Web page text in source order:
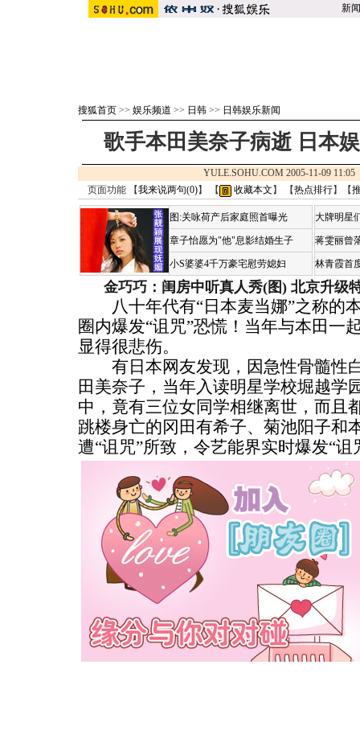
新闻
搜狐首页 >> 娱乐频道 >> 日韩 >> 日韩娱乐新闻
歌手本田美奈子病逝 日本
YULE.SOHU.COM 2005-11-09
页面功能 【我来说两句(0)】 【 收藏本文 】 【热点排行】【
图:关咏荷产后家庭照首曝光
章子怡愿为"他"息影结婚生子
小S婆婆4千万豪宅慰劳媳妇
大牌明星
蒋雯丽曾
林青霞首
金巧巧：闺房中听真人秀(图) 北京升级
八十年代有“日本麦当娜”之称的
圈内爆发“诅咒”恐慌！当年与本田一
显得很悲伤。
有日本网友发现，因急性骨髓性
田美奈子，当年入读明星学校堀越学
中，竟有三位女同学相继离世，而且
跳楼身亡的冈田有希子、菊池阳子和
遭“诅咒”所致，令艺能界实时爆发“诅